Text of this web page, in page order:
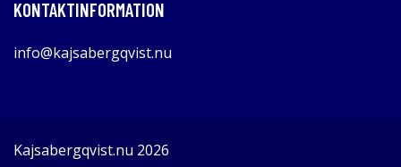
KONTAKTINFORMATION
info@kajsabergqvist.nu
Kajsabergqvist.nu 2026